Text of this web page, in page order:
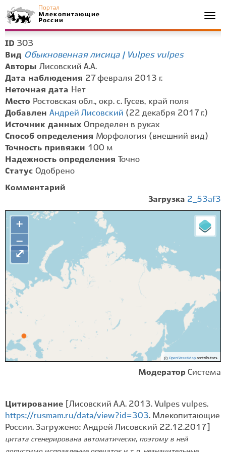
Портал
Млекопитающие
России
ID 303
Вид Обыкновенная лисица | Vulpes vulpes
Авторы Лисовский А.А.
Дата наблюдения 27 февраля 2013 г.
Неточная дата Нет
Место Ростовская обл., окр. с. Гусев, край поля
Добавлен Андрей Лисовский (22 декабря 2017 г.)
Источник данных Определен в руках
Способ определения Морфология (внешний вид)
Точность привязки 100 м
Надежность определения
Точно
Статус Одобрено
Комментарий
Загрузка 2_53af3
+
−
© OpenStreetMapcontributors.
⤢
Модератор Система
Цитирование
[Лисовский А.А. 2013. Vulpes vulpes.
https://rusmam.ru/data/view?id=303. Млекопитающие
России. Загружено: Андрей Лисовский 22.12.2017]
цитата сгенерирована автоматически, поэтому в ней